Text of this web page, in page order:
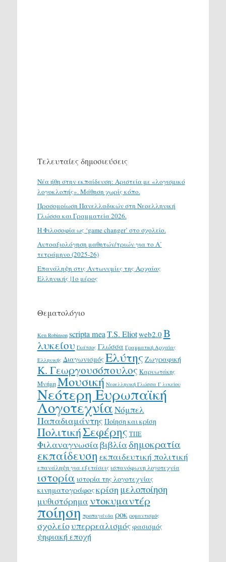
Τελευταίες δημοσιεύσεις
Νέα ήθη στην εκπαίδευση: Αριστεία με «λογισμικό
λογοκλοπής». Μάθηση χωρίς κόπο.
Προσομοίωση Πανελλαδικών στη Νεοελληνική
Γλώσσα και Γραμματεία 2026.
H Φιλοσοφία ως ‘game changer’ στο σχολείο.
Αυτοαξιολόγηση μαθητών/τριών για το Α΄
τετράμηνο (2025-26)
Επανάληψη στις Αντωνυμίες της Αρχαίας
Ελληνικής |1ο μέρος
Θεματολόγιο
Ken Robinson scripta meaT.S. Eliotweb2.0 Β
λυκείου Γκάτσος Γλώσσα Γραμματική Αρχαίας
Ελληνικής ΔιαγωνισμόςΕλύτης Ζωγραφική
Κ. Γεωργουσόπουλος Καρυωτάκης
ΜνήμηΜουσική Νεοελληνική Γλώσσα Γ λυκείου
Νεότερη Ευρωπαϊκή
ΛογοτεχνίαΝόμπελ
Παπαδιαμάντης Ποίηση και κρίση
ΠολιτικήΣεφέρης ΤΠΕ
Φιλαναγνωσίαβιβλίαδημοκρατία
εκπαίδευση εκπαιδευτική πολιτική
επανάληψη για εξετάσεις ισπανόφωνη λογοτεχνία
ιστορία ιστορία της λογοτεχνίας
κινηματογράφοςκρίση μελοποίηση
μυθιστόρημα ντοκυμαντέρ
ποίηση προπαγάνδα ροκ ρομαντισμός
σχολείουπερρεαλισμόςφασισμός
ψηφιακή εποχή